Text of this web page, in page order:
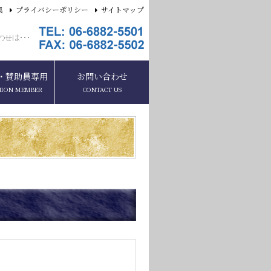
賛助員専用
MEMBER
お問い合わせ
CONTACT US
プライバシーポリシー サイトマップ